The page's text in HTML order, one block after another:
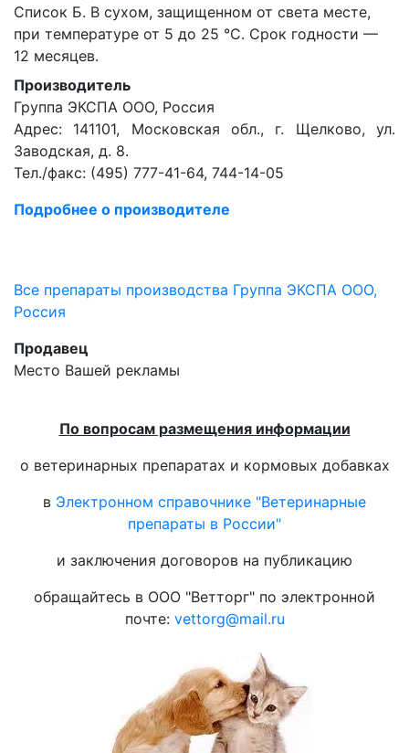
Список Б. В сухом, защищенном от света месте,
при температуре от 5 до 25 °С. Срок годности —
12 месяцев.
Производитель
Группа ЭКСПА ООО, Россия
Адрес: 141101, Московская обл., г. Щелково, ул.
Заводская, д. 8.
Тел./факс: (495) 777-41-64, 744-14-05
Подробнее о производителе
Все препараты производства Группа ЭКСПА ООО,
Россия
Продавец
Место Вашей рекламы
По вопросам размещения информации
о ветеринарных препаратах и кормовых добавках
в Электронном справочнике "Ветеринарные
препараты в России"
и заключения договоров на публикацию
обращайтесь в ООО "Ветторг" по электронной
почте: vettorg@mail.ru